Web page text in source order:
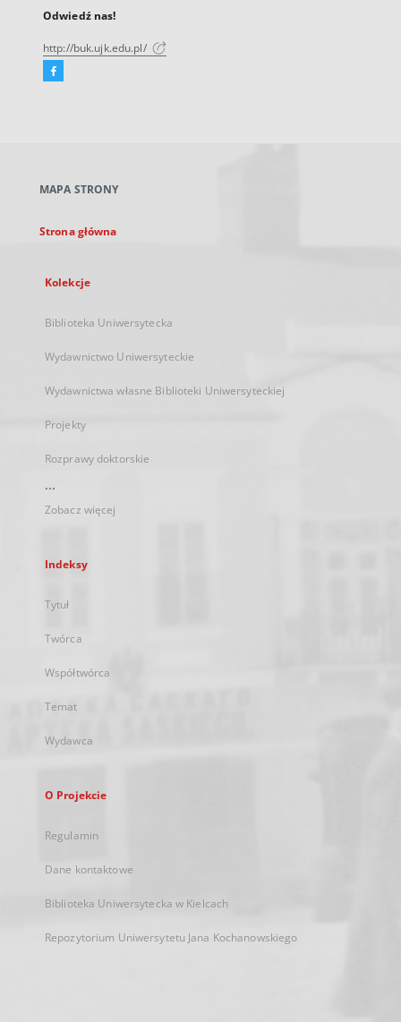
Odwiedź nas!
http://buk.ujk.edu.pl/
Facebook
karcie
MAPA STRONY
Strona główna
Kolekcje
Biblioteka Uniwersytecka
Wydawnictwo Uniwersyteckie
Wydawnictwa własne Biblioteki Uniwersyteckiej
Projekty
Rozprawy doktorskie
...
Zobacz więcej
Indeksy
Tytuł
Twórca
Współtwórca
Temat
Wydawca
O Projekcie
Regulamin
Dane kontaktowe
Biblioteka Uniwersytecka w Kielcach
Repozytorium Uniwersytetu Jana Kochanowskiego